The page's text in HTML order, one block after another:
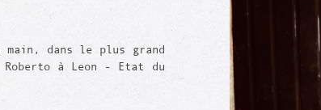
dans le plus grand
à Leon - Etat du